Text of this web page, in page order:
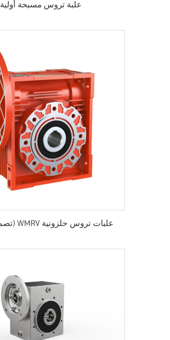
علبة تروس مسبحة أولية PC
علبات تروس حلزونية WMRV (تصميم كلاسيكي)